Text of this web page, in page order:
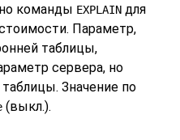
команды EXPLAIN для
Параметр,
таблицы,
сервера, но
Значение по
(выкл.).